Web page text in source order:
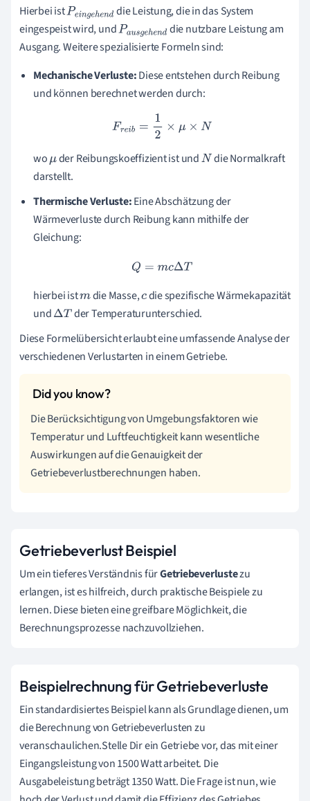
Hierbei istPeingehe
nd
die Leistung, die in das System
eingespeist wird, undPausgehe
nd
die nutzbare Leistung am
Ausgang. Weitere spezialisierte Formeln sind:
Mechanische Verluste:Diese entstehen durch Reibung
und können berechnet werden durch:
F eib=1 2× μ× N
woμder Reibungskoeffizient ist undN die Normalkraft
darstellt.
Thermische Verluste:Eine Abschätzung der
Wärmeverluste durch Reibung kann mithilfe der
Gleichung:
Q= mcΔT
hierbei istmdie Masse,cdie spezifische Wärmekapazität
undΔT der Temperaturunterschied.
Diese Formelübersicht erlaubt eine umfassende Analyse der
verschiedenen Verlustarten in einem Getriebe.
Die Berücksichtigung von Umgebungsfaktoren wie
Temperatur und Luftfeuchtigkeit kann wesentliche
Auswirkungen auf die Genauigkeit der
Getriebeverlustberechnungen haben.
Getriebeverlust Beispiel
Um ein tieferes Verständnis fürGetriebeverlustezu
erlangen, ist es hilfreich, durch praktische Beispiele zu
lernen. Diese bieten eine greifbare Möglichkeit, die
Berechnungsprozesse nachzuvollziehen.
Beispielrechnung für Getriebeverluste
Ein standardisiertes Beispiel kann als Grundlage dienen, um
die Berechnung von Getriebeverlusten zu
veranschaulichen.Stelle Dir ein Getriebe vor, das mit einer
Eingangsleistung von 1500 Watt arbeitet. Die
Ausgabeleistung beträgt 1350 Watt. Die Frage ist nun, wie